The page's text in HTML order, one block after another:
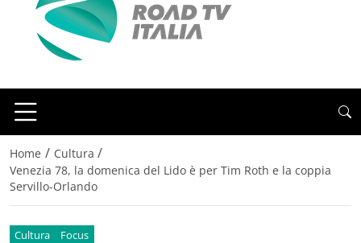
Home / Cultura /
Venezia 78, la domenica del Lido è per Tim Roth e la coppia
Servillo-Orlando
Cultura Focus